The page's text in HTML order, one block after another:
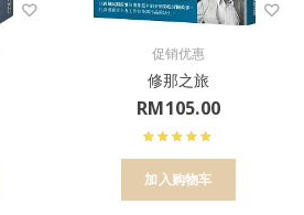
促销优惠
修那之旅
RM105.00
加入购物车